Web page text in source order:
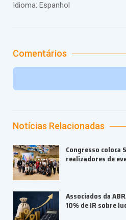
Idioma: Espanhol
Comentários
Notícias Relacionadas
Congresso coloca
realizadores de
Associados da
10% de IR sobre